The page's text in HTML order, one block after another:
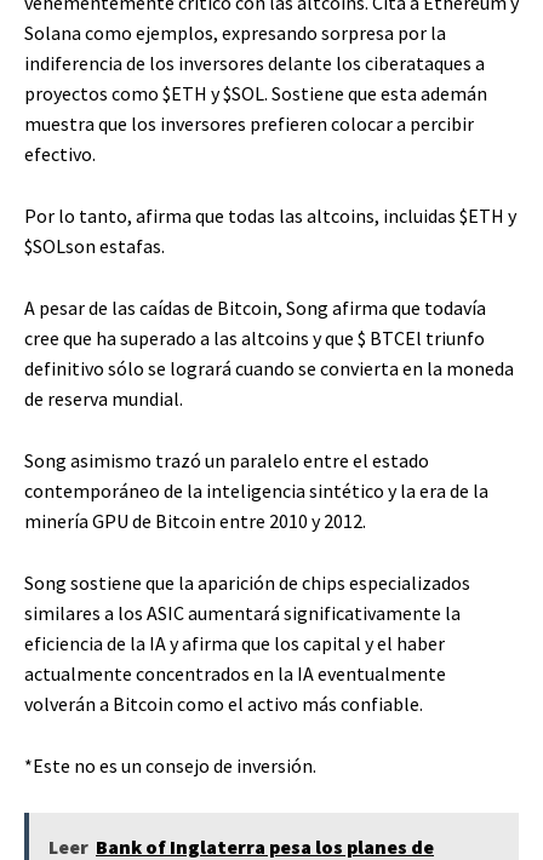
Solana como ejemplos, expresando sorpresa por la
indiferencia de los inversores delante los ciberataques a
proyectos como $ETH y$SOL. Sostiene que esta ademán
muestra que los inversores prefieren colocar a percibir
efectivo.
Por lo tanto, afirma que todas las altcoins, incluidas $ETH y
$SOLson estafas.
A pesar de las caídas de Bitcoin, Song afirma que todavía
cree que ha superado a las altcoins y que $ BTCEl triunfo
definitivo sólo se logrará cuando se convierta en la moneda
de reserva mundial.
Song asimismo trazó un paralelo entre el estado
contemporáneo de la inteligencia sintético y la era de la
minería GPU de Bitcoin entre 2010 y 2012.
Song sostiene que la aparición de chips especializados
similares a los ASIC aumentará significativamente la
eficiencia de la IA y afirma que los capital y el haber
actualmente concentrados en la IA eventualmente
volverán a Bitcoin como el activo más confiable.
*Este no es un consejo de inversión.
Leer Bank of Inglaterra pesa los planes de